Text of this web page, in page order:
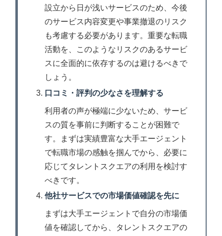
設立から日が浅いサービスのため、今後
のサービス内容変更や事業撤退のリスク
も考慮する必要があります。重要な転職
活動を、このようなリスクのあるサービ
スに全面的に依存するのは避けるべきで
しょう。
口コミ・評判の少なさを理解する
利用者の声が極端に少ないため、サービ
スの質を事前に判断することが困難で
す。まずは実績豊富な大手エージェント
で転職市場の感触を掴んでから、必要に
応じてタレントスクエアの利用を検討す
べきです。
他社サービスでの市場価値確認を先に
まずは大手エージェントで自分の市場価
値を確認してから、タレントスクエアの